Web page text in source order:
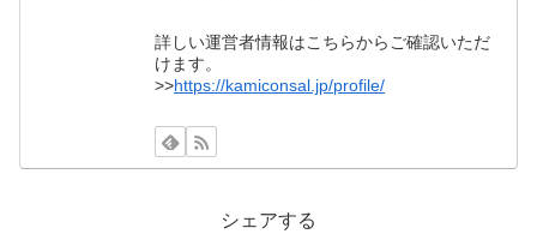
詳しい運営者情報はこちらからご確認いただ
けます。
>>https://kamiconsal.jp/profile/
シェアする